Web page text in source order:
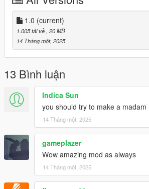
1.0 (current)
1.005 tải về , 20 MB
14 Tháng một, 2025
13 Bình luận
Indica Sun
you should try to make a madam
14 Tháng một, 2025
gameplazer
Wow amazing mod as always
14 Tháng một, 2025